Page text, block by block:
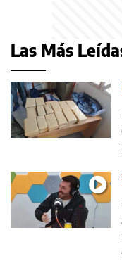
Las Más